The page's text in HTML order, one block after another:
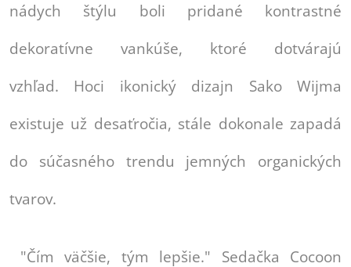
nádych štýlu boli pridané kontrastné
dekoratívne vankúše, ktoré dotvárajú
vzhľad. Hoci ikonický dizajn Sako Wijma
existuje už desaťročia, stále dokonale zapadá
do súčasného trendu jemných organických
tvarov.
"Čím väčšie, tým lepšie." Sedačka Cocoon